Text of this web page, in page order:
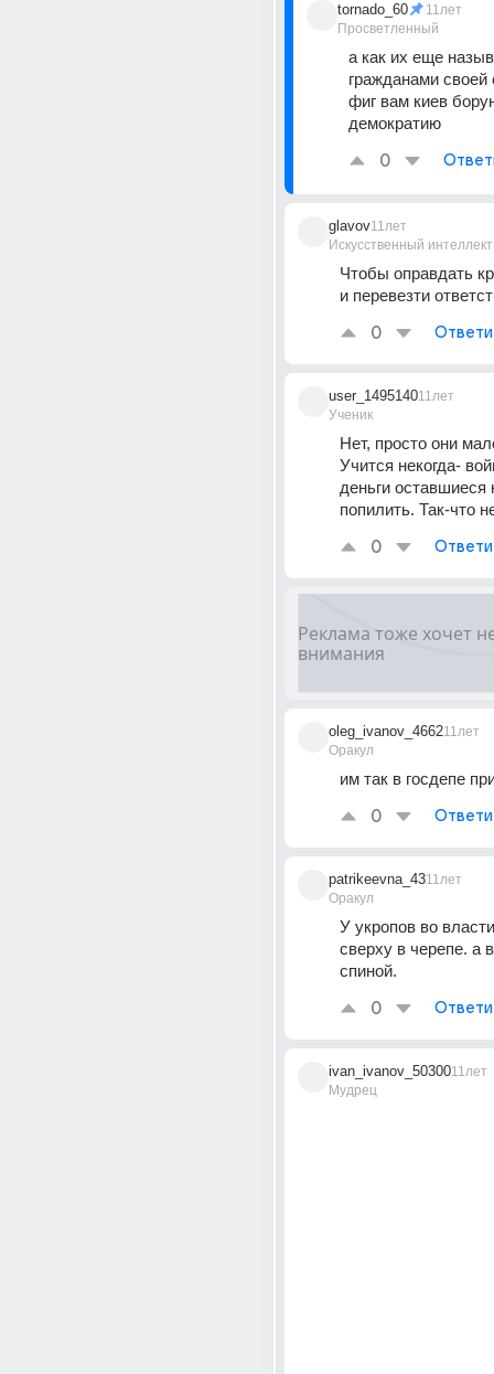
tornado_60
Просветленный
11лет
а как их еще
гражданами
фиг вам киев
демократию
0
glavov
Искусственный интеллект
11лет
Чтобы оправдать
и перевезти
0
user_1495140
Ученик
11лет
Нет, просто они
Учится некогда-
деньги оставшиеся
попилить. Так-что
0
oleg_ivanov_4662
Оракул
11лет
им так в госдепе
0
patrikeevna_43
Оракул
11лет
У укропов во
сверху в черепе. а
спиной.
0
ivan_ivanov_50300
Мудрец
11лет